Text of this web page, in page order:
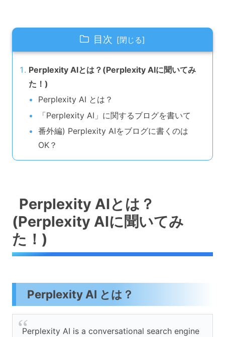
目次
Perplexity AIとは？(Perplexity AIに聞いてみ
た！)
Perplexity AI とは？
「Perplexity AI」に関するブログを書いて
番外編) Perplexity AIをブログに書くのは
OK？
Perplexity AIとは？
(Perplexity AIに聞いてみ
た！)
Perplexity AI とは？
Perplexity AI is a conversational search engine